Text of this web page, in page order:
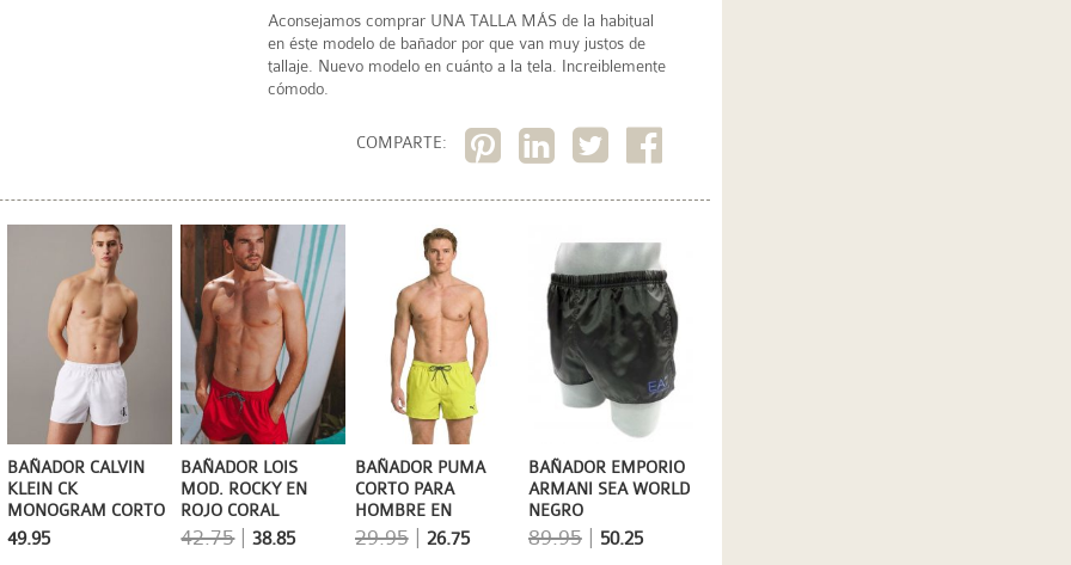
Aconsejamos comprar UNA TALLA MÁS de la habitual
en éste modelo de bañador por que van muy justos de
tallaje. Nuevo modelo en cuánto a la tela. Increiblemente
cómodo.
COMPARTE:
BAÑADOR EMPORIO
ARMANI SEA WORLD
NEGRO
89.95| 50.25
BAÑADOR PUMA
CORTO PARA
HOMBRE EN
AMARILLO LIMÓN DE
SECADO RÁPIDO
29.95| 26.75
BAÑADOR LOIS
MOD. ROCKY EN
ROJO CORAL
42.75|38.85
BAÑADOR CALVIN
KLEIN CK
MONOGRAM CORTO
EN BLANCO
49.95